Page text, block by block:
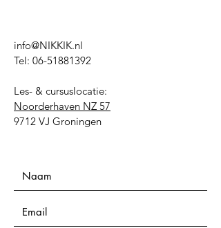
info@NIKKIK.nl
Tel: 06-51881392
Les- & cursuslocatie:
Noorderhaven NZ 57
9712 VJ Groningen